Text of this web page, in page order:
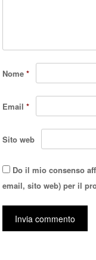
Nome*
Email*
Sito web
Do il mio consenso
email, sito web) per il